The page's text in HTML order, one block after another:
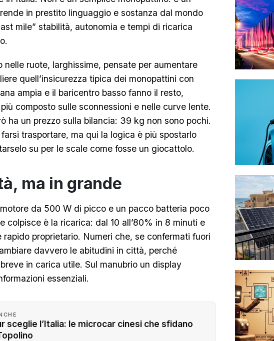
in prestito linguaggio e sostanza dal mondo
mile” stabilità, autonomia e tempi di ricarica
nelle ruote, larghissime, pensate per aumentare
quell’insicurezza tipica dei monopattini con
ampia e il baricentro basso fanno il resto,
composto sulle sconnessioni e nelle curve lente.
ha un prezzo sulla bilancia: 39 kg non sono pochi.
trasportare, ma qui la logica è più spostarlo
su per le scale come fosse un giocattolo.
ma in grande
da 500 W di picco e un pacco batteria poco
colpisce è la ricarica: dal 10 all’80% in 8 minuti e
proprietario. Numeri che, se confermati fuori
davvero le abitudini in città, perché
in carica utile. Sul manubrio un display
essenziali.
sceglie l’Italia: le microcar cinesi che sfidano